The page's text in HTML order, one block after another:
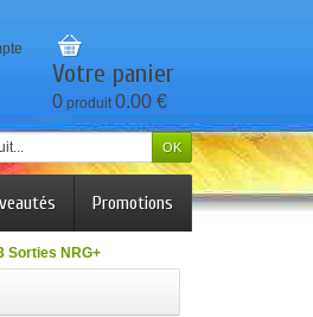
Votre panier
0 produit0.00 €
Promotions
Sorties NRG+